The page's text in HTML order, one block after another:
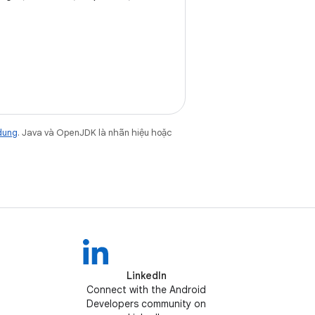
. Java và OpenJDK là nhãn hiệu hoặc
LinkedIn
Connect with the Android
Developers community on